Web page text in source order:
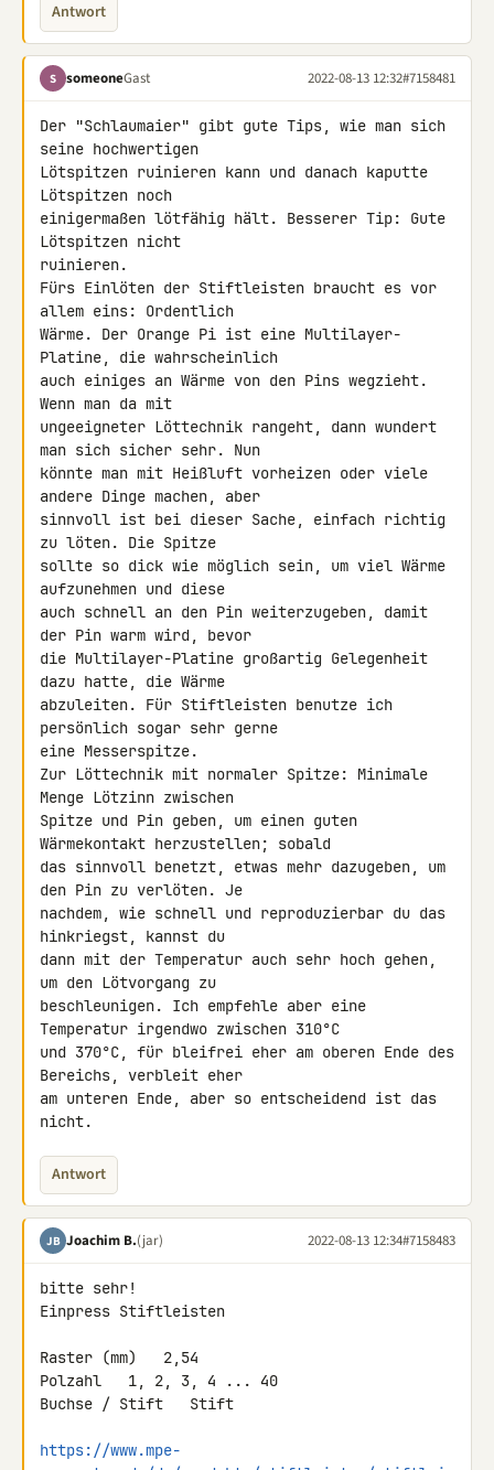
Antwort
S someoneGast 2022-08-13 12:32#7158481
Der "Schlaumaier" gibt gute Tips, wie man sich
seine hochwertigen
Lötspitzen ruinieren kann und danach kaputte
Lötspitzen noch
einigermaßen lötfähig hält. Besserer Tip: Gute
Lötspitzen nicht
ruinieren.
Fürs Einlöten der Stiftleisten braucht es vor
allem eins: Ordentlich
Wärme. Der Orange Pi ist eine Multilayer-
Platine, die wahrscheinlich
auch einiges an Wärme von den Pins wegzieht.
Wenn man da mit
ungeeigneter Löttechnik rangeht, dann wundert
man sich sicher sehr. Nun
könnte man mit Heißluft vorheizen oder viele
andere Dinge machen, aber
sinnvoll ist bei dieser Sache, einfach richtig
zu löten. Die Spitze
sollte so dick wie möglich sein, um viel Wärme
aufzunehmen und diese
auch schnell an den Pin weiterzugeben, damit
der Pin warm wird, bevor
die Multilayer-Platine großartig Gelegenheit
dazu hatte, die Wärme
abzuleiten. Für Stiftleisten benutze ich
persönlich sogar sehr gerne
eine Messerspitze.
Zur Löttechnik mit normaler Spitze: Minimale
Menge Lötzinn zwischen
Spitze und Pin geben, um einen guten
Wärmekontakt herzustellen; sobald
das sinnvoll benetzt, etwas mehr dazugeben, um
den Pin zu verlöten. Je
nachdem, wie schnell und reproduzierbar du das
hinkriegst, kannst du
dann mit der Temperatur auch sehr hoch gehen,
um den Lötvorgang zu
beschleunigen. Ich empfehle aber eine
Temperatur irgendwo zwischen 310°C
und 370°C, für bleifrei eher am oberen Ende des
Bereichs, verbleit eher
am unteren Ende, aber so entscheidend ist das
nicht.
Antwort
JB Joachim B.(jar) 2022-08-13 12:34#7158483
bitte sehr!
Einpress Stiftleisten
Raster (mm)   2,54
Polzahl   1, 2, 3, 4 ... 40
Buchse / Stift   Stift
https://www.mpe-